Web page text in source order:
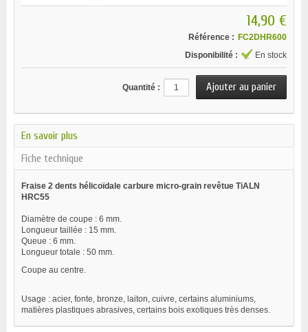
14,90 €
Référence : FC2DHR600
Disponibilité :
En stock
Quantité :
En savoir plus
Fiche technique
Fraise 2 dents hélicoïdale carbure micro-grain revêtue TiALN
HRC55
Diamètre de coupe : 6 mm.
Longueur taillée : 15 mm.
Queue : 6 mm.
Longueur totale : 50 mm.
Coupe au centre.
Usage : acier, fonte, bronze, laiton, cuivre, certains aluminiums,
matières plastiques abrasives, certains bois exotiques très denses.